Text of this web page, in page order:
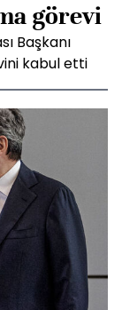
görevi
Başkanı
kabul etti